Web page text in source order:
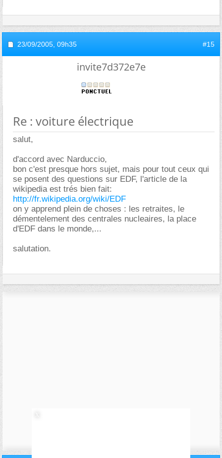
23/09/2005, 09h35 #15
invite7d372e7e
Re : voiture électrique
salut,
d'accord avec Narduccio,
bon c'est presque hors sujet, mais pour tout ceux qui
se posent des questions sur EDF, l'article de la
wikipedia est trés bien fait:
http://fr.wikipedia.org/wiki/EDF
on y apprend plein de choses : les retraites, le
démentelement des centrales nucleaires, la place
d'EDF dans le monde,...
salutation.